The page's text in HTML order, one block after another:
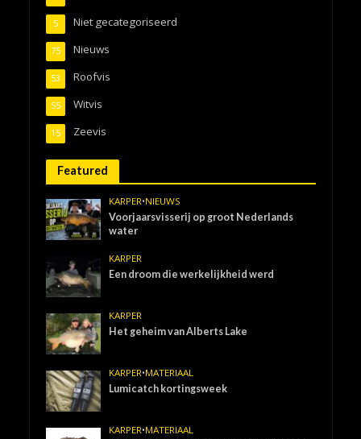
Niet gecategoriseerd
5
Nieuws
75
Roofvis
53
Witvis
55
Zeevis
15
Featured
KARPER•NIEUWS
Voorjaarsvisserij op groot Nederlands
water
KARPER
Een droom die werkelijkheid werd
KARPER
Het geheim van Alberts Lake
KARPER•MATERIAAL
Lumicatch kortingsweek
KARPER•MATERIAAL